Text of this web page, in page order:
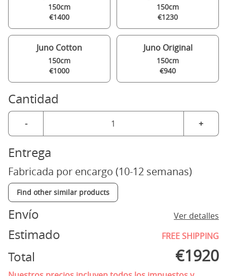
150cm
€1400
150cm
€1230
Juno Cotton
150cm
€1000
Juno Original
150cm
€940
Cantidad
- +
Entrega
Fabricada por encargo (10-12 semanas)
Find other similar products
Envío Ver detalles
Estimado FREE SHIPPING
Total €1920